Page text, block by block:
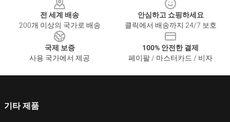
전 세계 배송
200개 이상의 국가로 배송
안심하고 쇼핑하세요
클릭에서 배송까지 24/7 보호
국제 보증
사용 국가에서 제공
100% 안전한 결제
페이팔 / 마스터카드 / 비자
기타 제품